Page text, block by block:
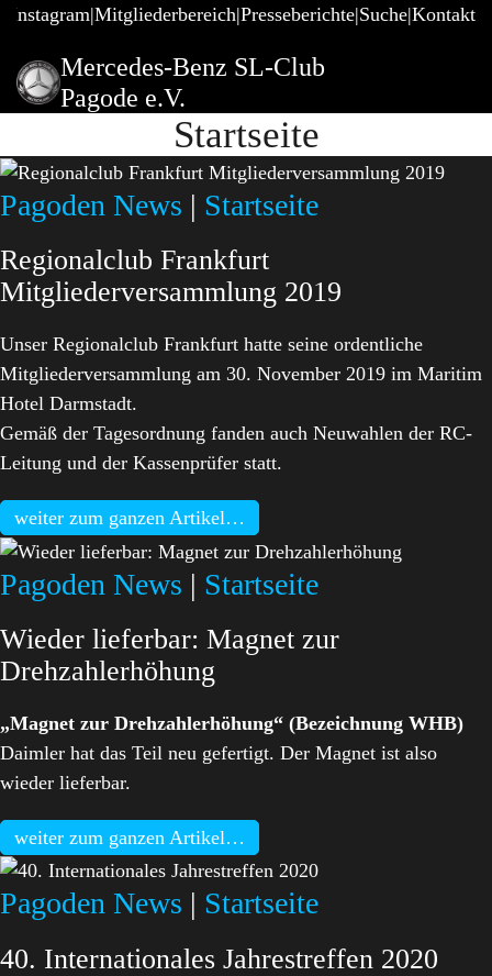
Mitgliederbereich Presseberichte Suche Kontakt
Mercedes-Benz SL-Club
Pagode e.V.
Startseite
Pagoden News | Startseite
Regionalclub Frankfurt
Mitgliederversammlung 2019
Unser Regionalclub Frankfurt hatte seine ordentliche
Mitgliederversammlung am 30. November 2019 im Maritim
Hotel Darmstadt.
Gemäß der Tagesordnung fanden auch Neuwahlen der RC-
Leitung und der Kassenprüfer statt.
weiter zum ganzen Artikel…
Pagoden News | Startseite
Wieder lieferbar: Magnet zur
Drehzahlerhöhung
„Magnet zur Drehzahlerhöhung“ (Bezeichnung WHB)
Daimler hat das Teil neu gefertigt. Der Magnet ist also
wieder lieferbar.
weiter zum ganzen Artikel…
Pagoden News | Startseite
40. Internationales Jahrestreffen 2020